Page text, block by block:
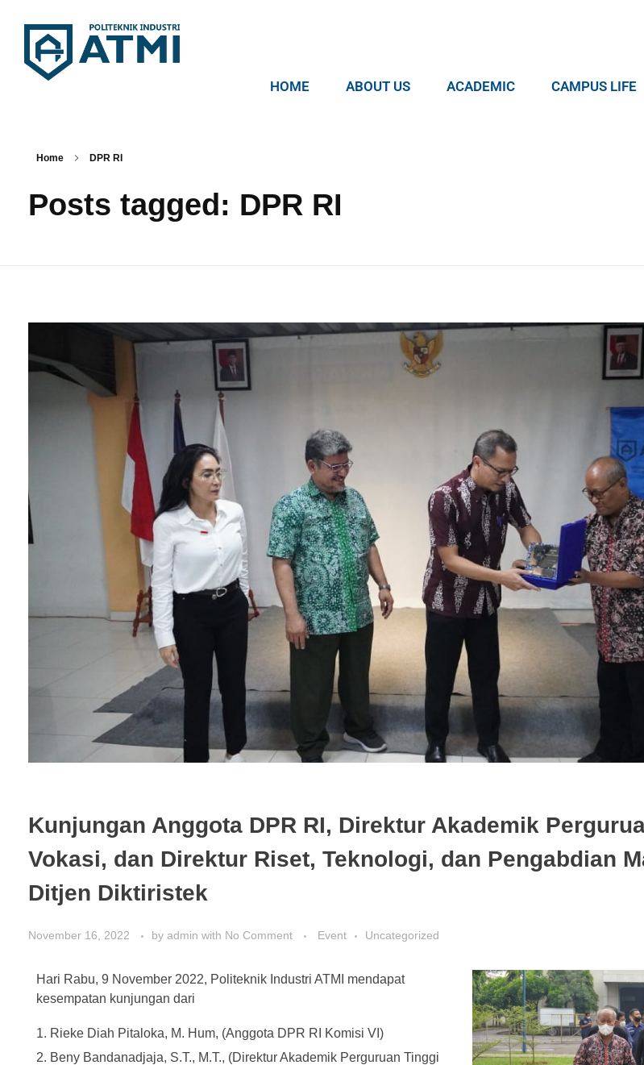
HOME ABOUT US ACADEMIC CAMPUS LIFE
Home DPR RI
Posts tagged: DPR RI
Kunjungan Anggota DPR RI, Direktur Akademik
Vokasi, dan Direktur Riset, Teknologi, dan Pengabdian
Ditjen Diktiristek
November 16, 2022 by admin with No Comment Event Uncategorized
Hari Rabu, 9 November 2022, Politeknik Industri ATMI mendapat
kesempatan kunjungan dari
Rieke Diah Pitaloka, M. Hum, (Anggota DPR RI Komisi VI)
Beny Bandanadjaja, S.T., M.T., (Direktur Akademik Perguruan Tinggi